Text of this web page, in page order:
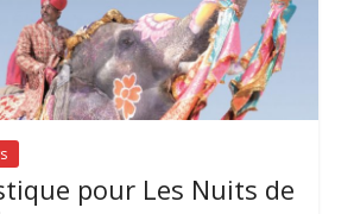
pour Les Nuits de